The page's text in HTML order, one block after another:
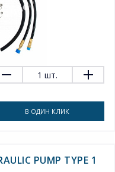
1 шт.
В ОДИН КЛИК
PUMP TYPE 1